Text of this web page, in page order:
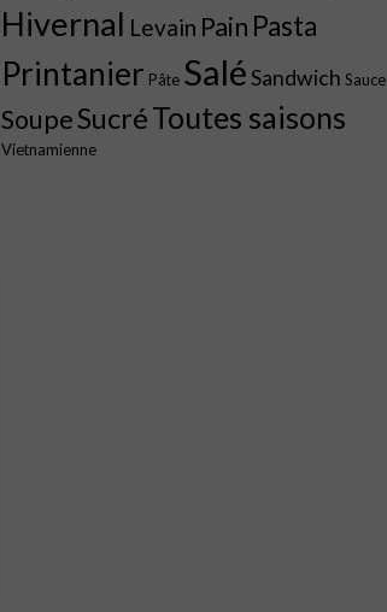
Hivernal Levain Pain Pasta
Printanier Pâte SaléSandwich Sauce
SoupeSucréToutes saisons
Vietnamienne